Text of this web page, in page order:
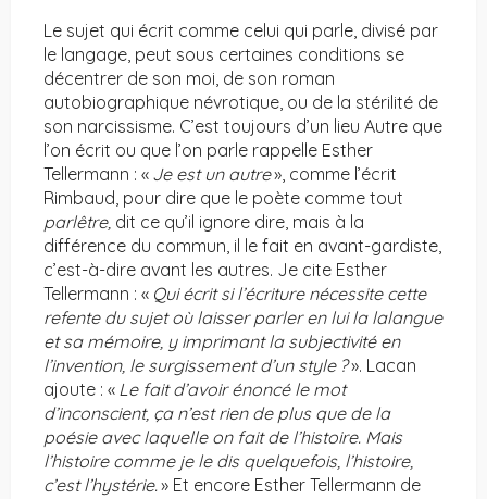
Le sujet qui écrit comme celui qui parle, divisé par
le langage, peut sous certaines conditions se
décentrer de son moi, de son roman
autobiographique névrotique, ou de la stérilité de
son narcissisme. C’est toujours d’un lieu Autre que
l’on écrit ou que l’on parle rappelle Esther
Tellermann : « Je est un autre», comme l’écrit
Rimbaud, pour dire que le poète comme tout
parlêtre, dit ce qu’il ignore dire, mais à la
différence du commun, il le fait en avant-gardiste,
c’est-à-dire avant les autres. Je cite Esther
Tellermann : « Qui écrit si l’écriture nécessite cette
refente du sujet où laisser parler en lui la lalangue
et sa mémoire, y imprimant la subjectivité en
l’invention, le surgissement d’un style ?». Lacan
ajoute : « Le fait d’avoir énoncé le mot
d’inconscient, ça n’est rien de plus que de la
poésie avec laquelle on fait de l’histoire. Mais
l’histoire comme je le dis quelquefois, l’histoire,
c’est l’hystérie.» Et encore Esther Tellermann de